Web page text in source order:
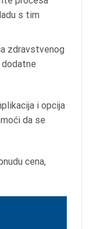
s tim
zdravstvenog
i opcija
da se
cena,